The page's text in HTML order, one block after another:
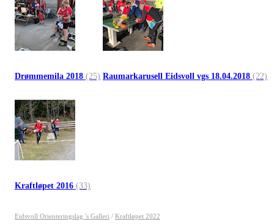
Drømmemila 2018 (25) Raumarkarusell Eidsvoll vgs 18.04.2018 (22)
Kraftløpet 2016 (33)
Eidsvoll Orienteringslag 's Galleri / Kraftløpet 2022